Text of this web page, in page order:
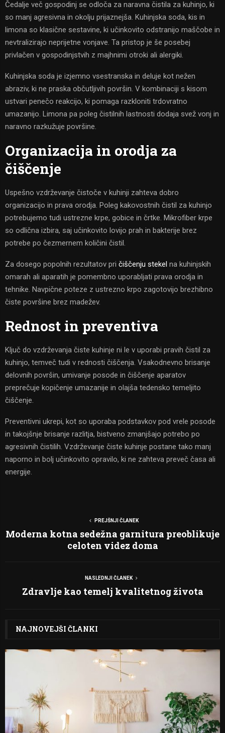
Čedalje več gospodinj se odloča za naravna čistila za kuhinjo, ki
so manj agresivna in okolju prijaznejša. Kuhinjska soda, kis in
limona so klasične sestavine, ki učinkovito odstranijo maščobe in
nevtralizirajo neprijetne vonjave. Ta pristop je še posebej
privlačen v gospodinjstvih z majhnimi otroki ali alergiki.
Kuhinjska soda je izjemno vsestranska in deluje kot nežen
abraziv, ki ne praska občutljivih površin. V kombinaciji s kisom
ustvari penečo reakcijo, ki pomaga razkloniti trdovratno
umazanijo. Limona pa poleg čistilnih lastnosti dodaja svež vonj in
naravno razkužuje površine.
Organizacija in orodja za
čiščenje
Uspešno vzdrževanje čistoče v kuhinji zahteva dobro
organizacijo in prava orodja. Poleg kakovostnih čistil za kuhinjo
potrebujemo tudi ustrezne krpe, gobice in črtke. Mikrofiber krpe
so odlična izbira, saj učinkovito lovijo prah in bakterije brez
potrebe po čezmernem količini čistil.
Za dosego popolnih rezultatov pri čiščenju stekel na kuhinjskih
omarah ali aparatih je pomembno uporabljati prava orodja in
tehnike. Navpične poteze z ustrezno krpo zagotovijo brezhibno
čiste površine brez madežev.
Rednost in preventiva
Ključ do vzdrževanja čiste kuhinje ni le v uporabi pravih čistil za
kuhinjo, temveč tudi v rednosti čiščenja. Vsakodnevno brisanje
delovnih površin, umivanje posode in čiščenje aparatov
preprečuje kopičenje umazanije in olajša tedensko temeljito
čiščenje.
Preventivni ukrepi, kot so uporaba podstavkov pod vrele posode
in takojšnje brisanje razlitja, bistveno zmanjšajo potrebo po
agresivnih čistilih. Vzdrževanje čiste kuhinje postane tako manj
naporno in bolj učinkovito opravilo, ki ne zahteva preveč časa ali
energije.
PREJŠNJI ČLANEK
Moderna kotna sedežna garnitura preoblikuje
celoten videz doma
NASLEDNJI ČLANEK
Zdravlje kao temelj kvalitetnog života
NAJNOVEJŠI ČLANKI